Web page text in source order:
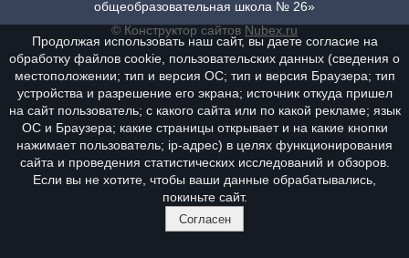
общеобразовательная школа № 26»
© Конструктор сайтов Nubex.ru
Продолжая использовать наш сайт, вы даете согласие на
обработку файлов cookie, пользовательских данных (сведения о
местоположении; тип и версия ОС; тип и версия Браузера; тип
устройства и разрешение его экрана; источник откуда пришел
на сайт пользователь; с какого сайта или по какой рекламе; язык
ОС и Браузера; какие страницы открывает и на какие кнопки
нажимает пользователь; ip-адрес) в целях функционирования
сайта и проведения статистических исследований и обзоров.
Если вы не хотите, чтобы ваши данные обрабатывались,
покиньте сайт.
Согласен